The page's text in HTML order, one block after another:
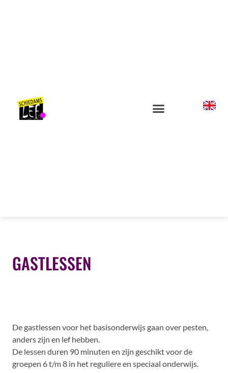
GASTLESSEN
De gastlessen voor het basisonderwijs gaan over pesten,
anders zijn en lef hebben.
De lessen duren 90 minuten en zijn geschikt voor de
groepen 6 t/m 8 in het reguliere en speciaal onderwijs.